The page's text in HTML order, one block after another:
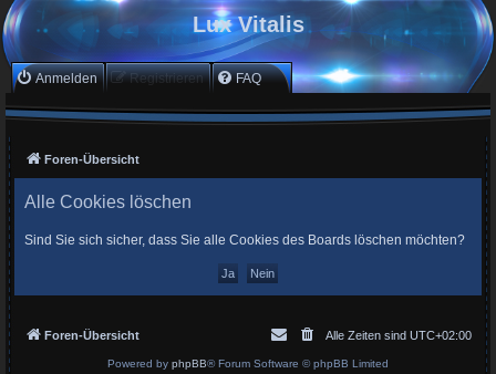
Lux Vitalis
Anmelden Registrieren FAQ
Foren-Übersicht
Alle Cookies löschen
Sind Sie sich sicher, dass Sie alle Cookies des Boards löschen möchten?
Foren-Übersicht Alle Zeiten sind UTC+02:00
Powered by phpBB® Forum Software © phpBB Limited